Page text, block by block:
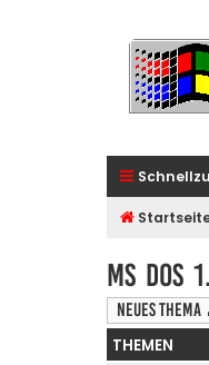
MS DOS
Neues Thema
THEMEN